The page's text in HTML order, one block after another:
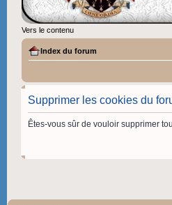
Vers le contenu
Index du forum
Supprimer les cookies du
Êtes-vous sûr de vouloir supprimer